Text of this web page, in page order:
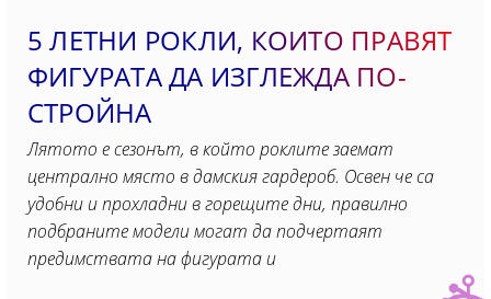
5 ЛЕТНИ РОКЛИ, КОИТО ПРАВЯТ
ФИГУРАТА ДА ИЗГЛЕЖДА ПО-
СТРОЙНА
Лятото е сезонът, в който роклите заемат
централно място в дамския гардероб. Освен че са
удобни и прохладни в горещите дни, правилно
подбраните модели могат да подчертаят
предимствата на фигурата и